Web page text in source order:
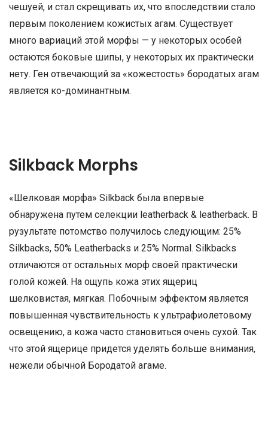
чешуей, и стал скрещивать их, что впоследствии стало
первым поколением кожистых агам. Существует
много вариаций этой морфы — у некоторых особей
остаются боковые шипы, у некоторых их практически
нету. Ген отвечающий за «кожестость» бородатых агам
является ко-доминантным.
Silkback Morphs
«Шелковая морфа» Silkback была впервые
обнаружена путем селекции leatherback & leatherback. В
рузультате потомство получилось следующим: 25%
Silkbacks, 50% Leatherbacks и 25% Normal. Silkbacks
отличаются от остальных морф своей практически
голой кожей. На ощупь кожа этих ящериц
шелковистая, мягкая. Побочным эффектом является
повышенная чувствительность к ультрафиолетовому
освещению, а кожа часто становиться очень сухой. Так
что этой ящерице придется уделять больше внимания,
нежели обычной Бородатой агаме.